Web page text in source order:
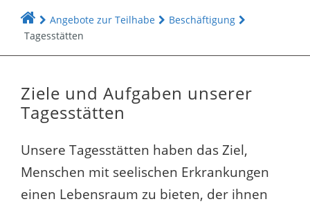
Angebote zur Teilhabe
Beschäftigung
Tagesstätten
Ziele und Aufgaben unserer
Tagesstätten
Unsere Tagesstätten haben das Ziel,
Menschen mit seelischen Erkrankungen
einen Lebensraum zu bieten, der ihnen